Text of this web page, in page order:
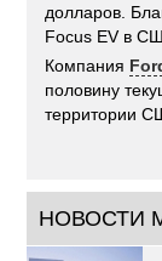
долларов.
Focus EV в
Компания
половину
территории
НОВОСТИ